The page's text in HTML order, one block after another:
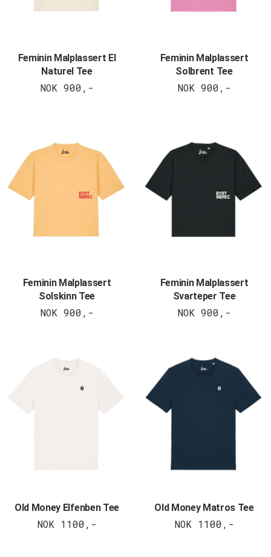
Feminin Malplassert El
Naturel Tee
NOK 900,-
Feminin Malplassert
Solbrent Tee
NOK 900,-
Feminin Malplassert
Solskinn Tee
NOK 900,-
Feminin Malplassert
Svarteper Tee
NOK 900,-
Old Money Elfenben Tee
NOK 1100,-
Old Money Matros Tee
NOK 1100,-